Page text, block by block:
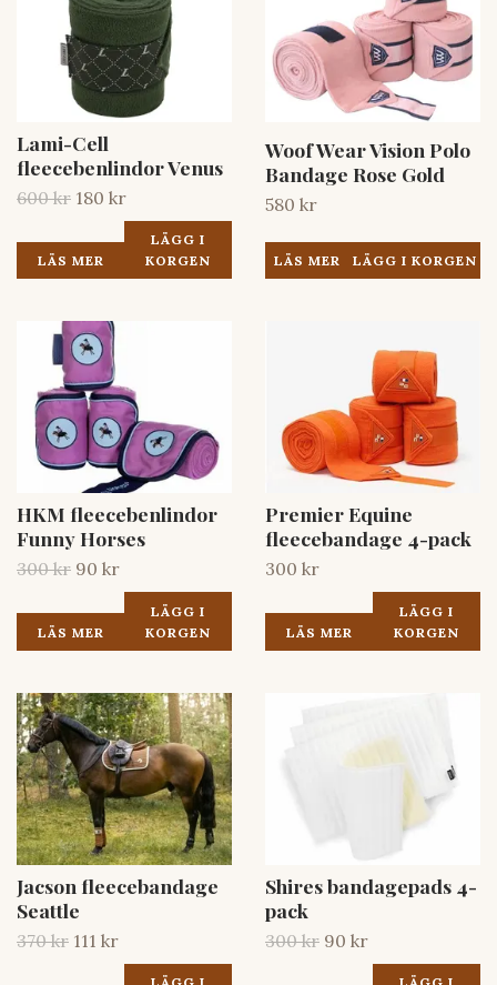
Lami-Cell
fleecebenlindor Venus
600 kr 180 kr
LÄS MER
LÄGG I
KORGEN
Woof Wear Vision Polo
Bandage Rose Gold
580 kr
LÄS MER
HKM fleecebenlindor
Funny Horses
300 kr 90 kr
LÄS MER
LÄGG I
KORGEN
Premier Equine
fleecebandage 4-pack
300 kr
LÄS MER
LÄGG I
KORGEN
Jacson fleecebandage
Seattle
370 kr 111 kr
Shires bandagepads 4-
pack
300 kr 90 kr